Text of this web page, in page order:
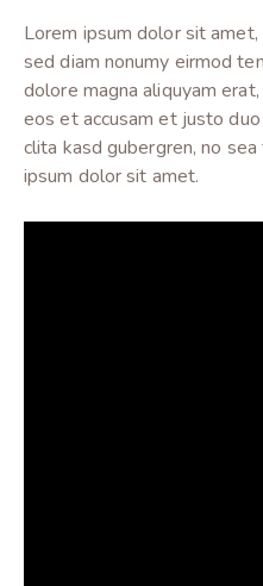
Lorem ipsum dolor sit
sed diam nonumy eirmod
dolore magna aliquyam
eos et accusam et justo
clita kasd gubergren, no
ipsum dolor sit amet.